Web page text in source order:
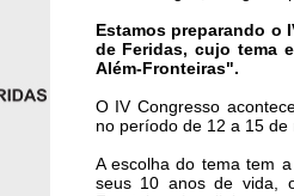
Estamos preparando o
de Feridas, cujo tema
Além-Fronteiras".
O IV Congresso
no período de 12 a 15
A escolha do tema tem
seus 10 anos de vida,